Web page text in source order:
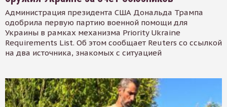
Администрация президента США Дональда Трампа
одобрила первую партию военной помощи для
Украины в рамках механизма Priority Ukraine
Requirements List. Об этом сообщает Reuters со ссылкой
на два источника, знакомых с ситуацией